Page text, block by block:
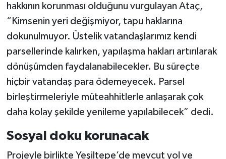
hakkının korunması olduğunu vurgulayan Ataç,
“Kimsenin yeri değişmiyor, tapu haklarına
dokunulmuyor. Üstelik vatandaşlarımız kendi
parsellerinde kalırken, yapılaşma hakları artırılarak
dönüşümden faydalanabilecekler. Bu süreçte
hiçbir vatandaş para ödemeyecek. Parsel
birleştirmeleriyle müteahhitlerle anlaşarak çok
daha kolay şekilde yenileme yapılabilecek” dedi.
Sosyal doku korunacak
Projeyle birlikte Yeşiltepe’de mevcut yol ve